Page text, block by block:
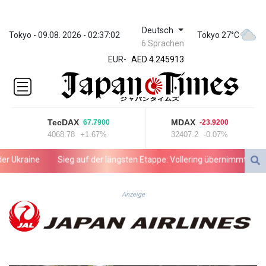
Tokyo - 09.08. 2026 - 02:37:02 Deutsch
6 Sprachen
Tokyo 27°C
EUR-
ZWL 372.275202
AED 4.245913
AED 4.245913
AFN 76.887634
ALL 93.218842
AMD
1060.176801
ARS
1724.882567
AWG 2.082489
BAM 1.955776
BBD 2.321671
TecDAX 67.7900
4068.78 +1.67%
MDAX -23.9200
32407.2 -0.07%
Sieg auf der längsten Etappe: Vollering übernimmt
Anzeige